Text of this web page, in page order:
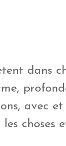
dans
avec
choses